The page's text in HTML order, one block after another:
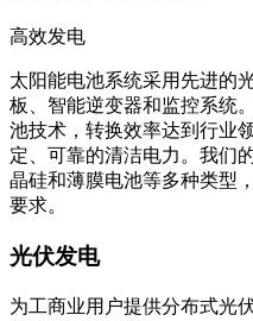
高效发电
太阳能电池系统采用先进的
板、智能逆变器和监控系统
池技术，转换效率达到行业
定、可靠的清洁电力。我们
晶硅和薄膜电池等多种类型
要求。
光伏发电
为工商业用户提供分布式光